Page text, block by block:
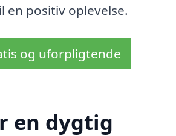
en positiv oplevelse.
og uforpligtende
en dygtig